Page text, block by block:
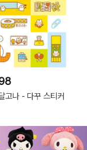
고나 - 다꾸 스티커